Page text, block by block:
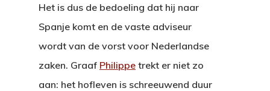
Het is dus de bedoeling dat hij naar
Spanje komt en de vaste adviseur
wordt van de vorst voor Nederlandse
zaken. Graaf Philippe trekt er niet zo
aan: het hofleven is schreeuwend duur